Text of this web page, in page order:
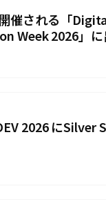
催される「
Week 2026」に
2026 にSilver